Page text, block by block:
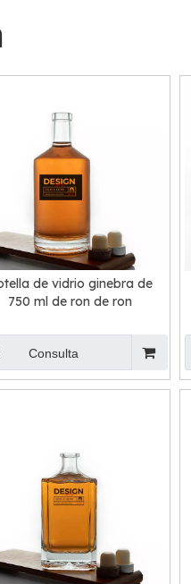
de vidrio ginebra de
750 ml de ron de ron
Consulta